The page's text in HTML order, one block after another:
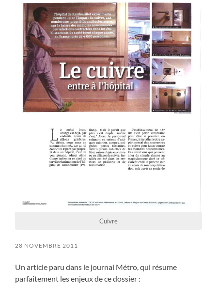
Cuivre
28 NOVEMBRE 2011
Un article paru dans le journal Métro, qui résume
parfaitement les enjeux de ce dossier :